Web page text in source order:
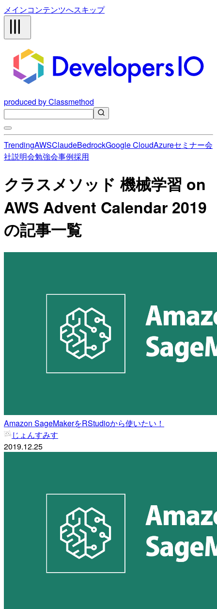
メインコンテンツへスキップ
produced by Classmethod
TrendingAWSClaudeBedrockGoogle CloudAzureセミナー会
社説明会勉強会事例採用
クラスメソッド 機械学習 on
AWS Advent Calendar 2019
の記事一覧
Amazon SageMakerをRStudioから使いたい！
じょんすみす
2019.12.25